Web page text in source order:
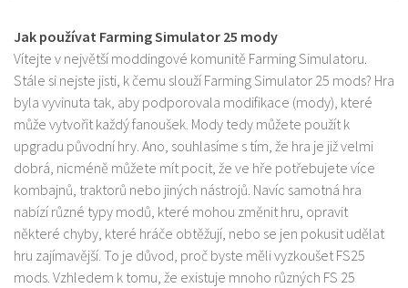
Jak používat Farming Simulator 25 mody
Vítejte v největší moddingové komunitě Farming Simulatoru.
Stále si nejste jisti, k čemu slouží Farming Simulator 25 mods? Hra
byla vyvinuta tak, aby podporovala modifikace (mody), které
může vytvořit každý fanoušek. Mody tedy můžete použít k
upgradu původní hry. Ano, souhlasíme s tím, že hra je již velmi
dobrá, nicméně můžete mít pocit, že ve hře potřebujete více
kombajnů, traktorů nebo jiných nástrojů. Navíc samotná hra
nabízí různé typy modů, které mohou změnit hru, opravit
některé chyby, které hráče obtěžují, nebo se jen pokusit udělat
hru zajímavější. To je důvod, proč byste měli vyzkoušet FS25
mods. Vzhledem k tomu, že existuje mnoho různých FS 25